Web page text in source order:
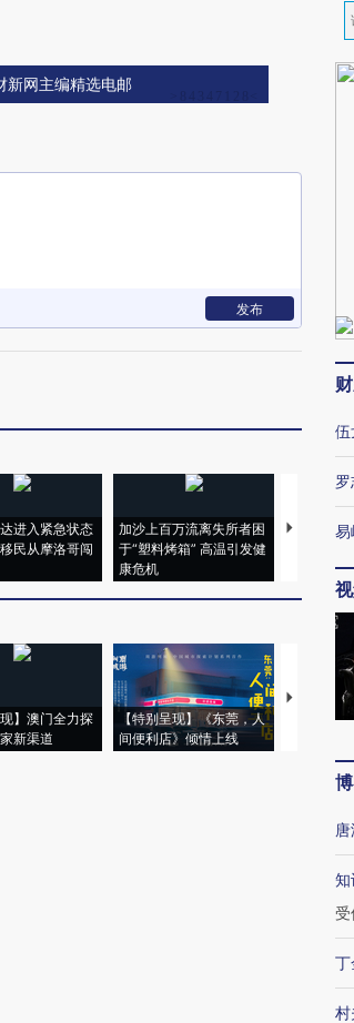
新网主编精选电邮
发布
进入紧急状态
民从摩洛哥闯
加沙上百万流离失所者困
于“塑料烤箱” 高温引发健
康危机
视线｜
心“花钱
现】澳门全力探
新渠道
【特别呈现】《东莞，人
间便利店》倾情上线
【推广】
会，让数
伍
易
知
受
丁
村